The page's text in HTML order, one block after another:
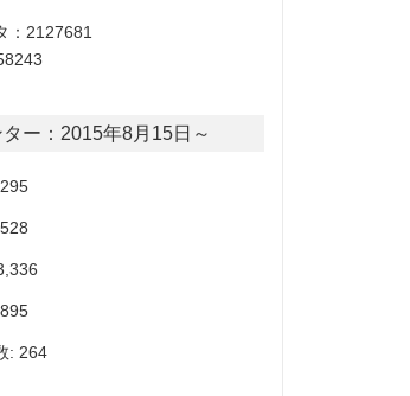
：2127681
ー：2015年8月15日～
: 264